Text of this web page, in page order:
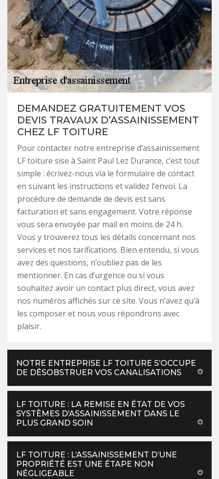
DEMANDEZ GRATUITEMENT VOS
DEVIS TRAVAUX D’ASSAINISSEMENT
CHEZ LF TOITURE
Pour contacter notre entreprise d’assainissement
LF toiture sise à Saint Paul Lez Durance, c’est tout
simple : écrivez-nous via le formulaire de contact
en suivant les instructions et validez l’envoi. La
procédure de demande de devis est sans
facturation et sans engagement. Votre réponse
vous sera envoyée par mail en moins de 24 h.
Vous y trouverez tous les détails concernant nos
services et nos tarifications. Bien entendu, si vous
avez des questions, n’oubliez pas de les
mentionner. En cas d’urgence ou si vous
souhaitez avoir un contact plus direct, vous avez
nos numéros affichés sur ce site. Vous n’avez qu’à
les composer et nous vous répondrons avec
plaisir.
NOTRE ENTREPRISE LF TOITURE S’OCCUPE
DE DÉSOBSTRUER VOS CANALISATIONS
LF TOITURE : LA REMISE EN ÉTAT DE VOS
SYSTÈMES D’ASSAINISSEMENT DANS LE
PLUS GRAND SOIN
LF TOITURE : L’ASSAINISSEMENT D’UNE
PROPRIÉTÉ EST UNE ÉTAPE NON
NÉGLIGEABLE